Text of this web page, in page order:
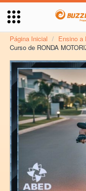
Página Inicial / Ensino a
Curso de RONDA